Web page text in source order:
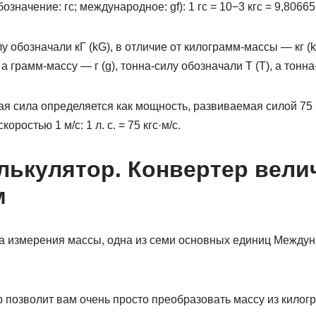
гс; международное: gf): 1 гс = 10−3 кгс =
обозначали кГ (kG), в отличие от килограмм-массы — кг
грамм-массу — г (g), тонна-силу обозначали Т (T), а
сила определяется как мощность, развиваемая силой 75
1 м/с: 1 л. с. = 75 кгс·м/с.
Конвертер
массы, одна из семи основных единиц
вам очень просто преобразовать массу из